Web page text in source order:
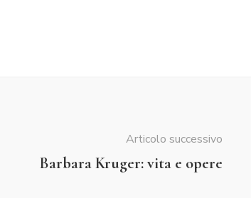
Articolo successivo
Barbara Kruger: vita e opere